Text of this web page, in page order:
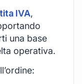
IVA,
una base
operativa.